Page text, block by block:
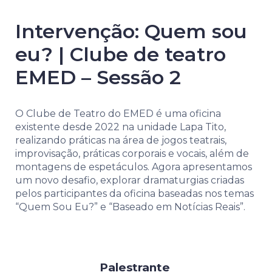
Intervenção: Quem sou
eu? | Clube de teatro
EMED – Sessão 2
O Clube de Teatro do EMED é uma oficina
existente desde 2022 na unidade Lapa Tito,
realizando práticas na área de jogos teatrais,
improvisação, práticas corporais e vocais, além de
montagens de espetáculos. Agora apresentamos
um novo desafio, explorar dramaturgias criadas
pelos participantes da oficina baseadas nos temas
“Quem Sou Eu?” e “Baseado em Notícias Reais”.
Palestrante